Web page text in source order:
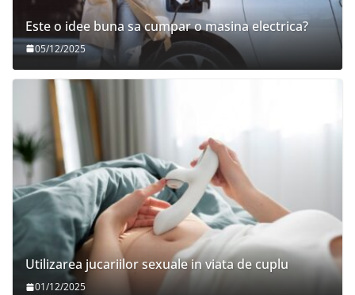
Este o idee buna sa cumpar o masina electrica?
05/12/2025
Utilizarea jucariilor sexuale in viata de cuplu
01/12/2025